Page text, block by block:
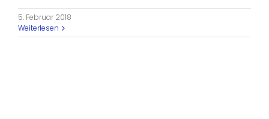
5. Februar 2018
Weiterlesen